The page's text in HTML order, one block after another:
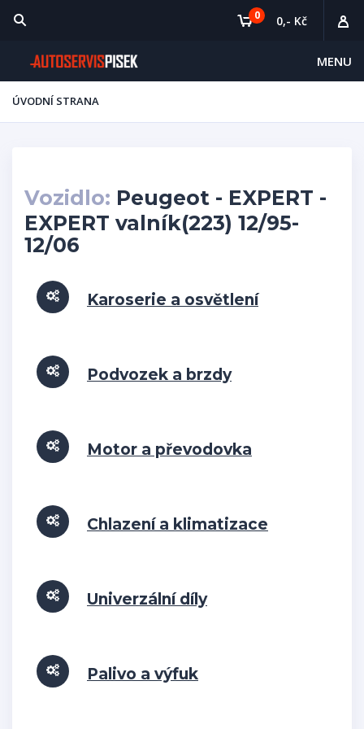
MENU
0 0,- Kč
ÚVODNÍ STRANA
Vozidlo: Peugeot - EXPERT -
EXPERT valník(223) 12/95-
12/06
Karoserie a osvětlení
Podvozek a brzdy
Motor a převodovka
Chlazení a klimatizace
Univerzální díly
Palivo a výfuk